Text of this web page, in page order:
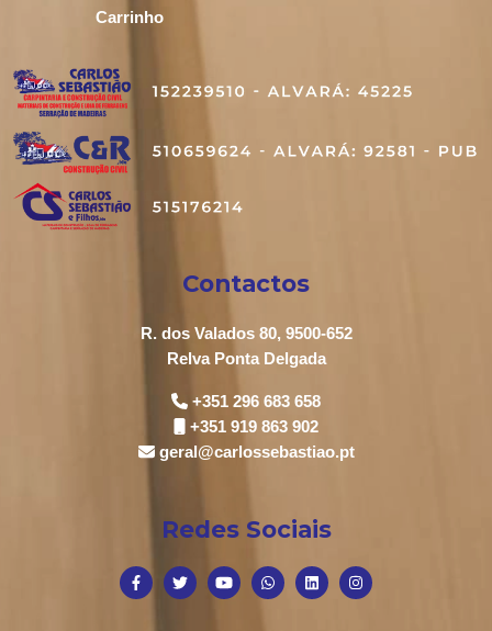
Carrinho
Contactos
R. dos Valados 80, 9500-652
Relva Ponta Delgada
+351 296 683 658
+351 919 863 902
geral@carlossebastiao.pt
Redes Sociais